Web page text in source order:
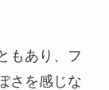
もあり、フ
さを感じな